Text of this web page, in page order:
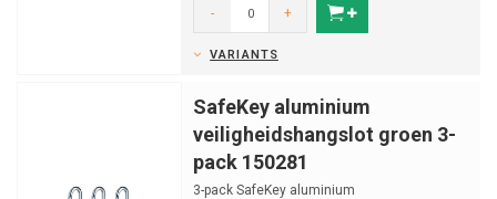
- +
VARIANTS
SafeKey aluminium
veiligheidshangslot groen 3-
pack 150281
3-pack SafeKey aluminium